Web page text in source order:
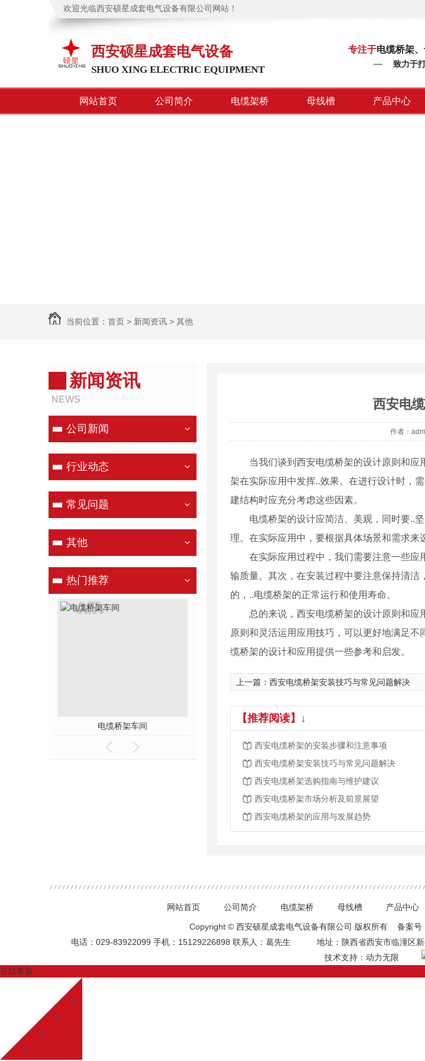
欢迎光临西安硕星成套电气设备有限公司网站！
西安硕星成套电气设备
SHUO XING ELECTRIC EQUIPMENT
专注于电缆桥架
致力于
网站首页 公司简介 电缆架桥 母线槽 产品中心
当前位置： 首页 > 新闻资讯 > 其他
新闻资讯
NEWS
公司新闻
行业动态
常见问题
其他
热门推荐
电缆桥架车间 防火桥架产品
西安电
作者：
当我们谈到西安电缆桥架的设计原则和应
架在实际应用中发挥..效果。在进行设计时，
建结构时应充分考虑这些因素。
电缆桥架的设计应简洁、美观，同时要..
理。在实际应用中，要根据具体场景和需求来
在实际应用过程中，我们需要注意一些
输质量。其次，在安装过程中要注意保持清
的，..电缆桥架的正常运行和使用寿命。
总的来说，西安电缆桥架的设计原则和
原则和灵活运用应用技巧，可以更好地满足
缆桥架的设计和应用提供一些参考和启发。
上一篇： 西安电缆桥架安装技巧与常见问题解决
【推荐阅读】↓
西安电缆桥架的安装步骤和注意事项
西安电缆桥架安装技巧与常见问题解决
西安电缆桥架选购指南与维护建议
西安电缆桥架市场分析及前景展望
西安电缆桥架的应用与发展趋势
网站首页 公司简介 电缆架桥 母线槽 产品中心
Copyright © 西安硕星成套电气设备有限公司 版权所有 备案号
电话：029-83922099 手机：15129226898 联系人：葛先生 地址：陕西省西安市临潼区
技术支持： 动力无限
在线客服